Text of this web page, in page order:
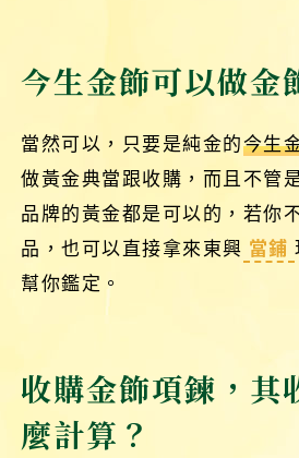
今生金飾可以做金
當然可以，只要是純金的今生
做黃金典當跟收購，而且不管
品牌的黃金都是可以的，若你
品，也可以直接拿來東興 當鋪
幫你鑑定。
收購金飾項鍊，其
麼計算？